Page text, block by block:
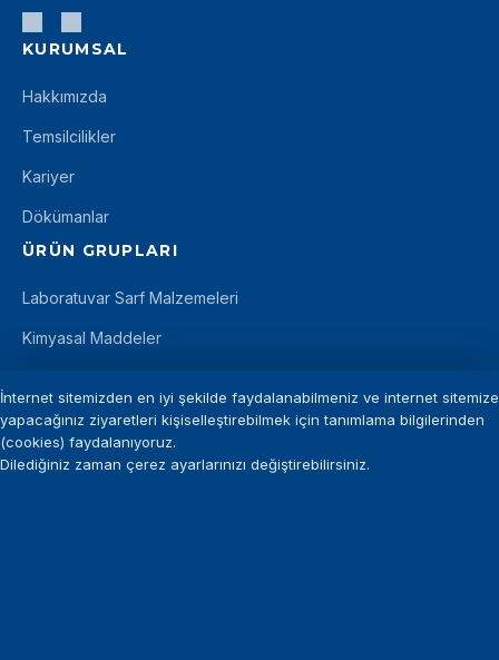
KURUMSAL
Hakkımızda
Temsilcilikler
Kariyer
Dökümanlar
ÜRÜN GRUPLARI
Laboratuvar Sarf Malzemeleri
Kimyasal Maddeler
İLETIŞIM
+90 212 875 11 12
İnternet sitemizden en iyi şekilde faydalanabilmeniz ve internet sitemize
yapacağınız ziyaretleri kişiselleştirebilmek için tanımlama bilgilerinden
(cookies) faydalanıyoruz.
Dilediğiniz zaman çerez ayarlarınızı değiştirebilirsiniz.